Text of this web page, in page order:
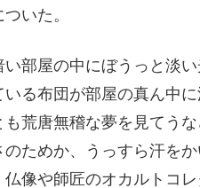
いた。
部屋の中にぼうっと淡
る布団が部屋の真ん中に
荒唐無稽な夢を見てう
ためか、うっすら汗をか
仏像や師匠のオカルトコ